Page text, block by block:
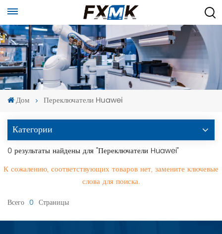
Дом Переключатели Huawei
Категории
0 результаты найдены для "Переключатели Huawei"
К сожалению, соответствующих товаров нет, замените ключевые
слова для поиска.
Всего 0 Страницы